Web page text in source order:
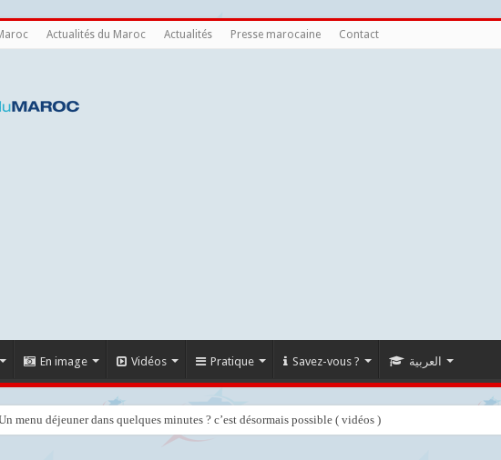
Actualités du Maroc Actualités Presse marocaine Contact
En image Vidéos Pratique Savez-vous ? العربية
menu déjeuner dans quelques minutes ? c’est désormais possible ( vidéos )